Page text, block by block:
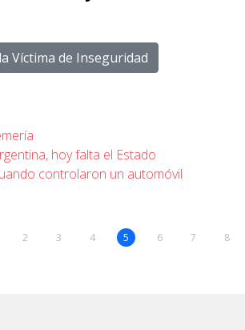
Víctima de Inseguridad
hoy falta el Estado
controlaron un automóvil
2 3 4 5 6 7 8